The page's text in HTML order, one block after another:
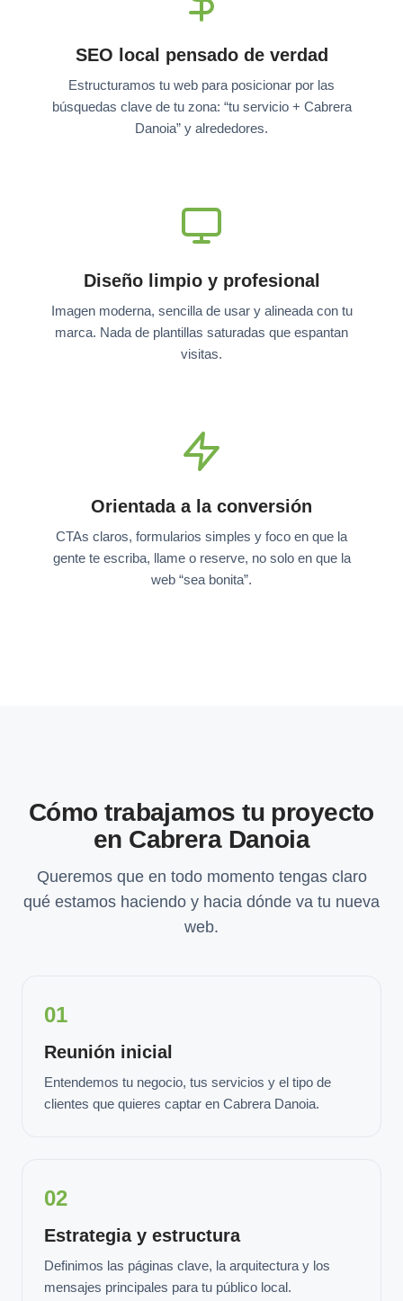
SEO local pensado de verdad
Estructuramos tu web para posicionar por las
búsquedas clave de tu zona: “tu servicio + Cabrera
Danoia” y alrededores.
Diseño limpio y profesional
Imagen moderna, sencilla de usar y alineada con tu
marca. Nada de plantillas saturadas que espantan
visitas.
Orientada a la conversión
CTAs claros, formularios simples y foco en que la
gente te escriba, llame o reserve, no solo en que la
web “sea bonita”.
Cómo trabajamos tu proyecto
en Cabrera Danoia
Queremos que en todo momento tengas claro
qué estamos haciendo y hacia dónde va tu nueva
web.
01
Reunión inicial
Entendemos tu negocio, tus servicios y el tipo de
clientes que quieres captar en Cabrera Danoia.
02
Estrategia y estructura
Definimos las páginas clave, la arquitectura y los
mensajes principales para tu público local.